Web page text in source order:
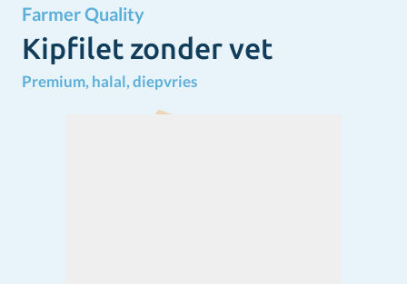
Farmer Quality
Kipfilet zonder vet
Premium, halal, diepvries